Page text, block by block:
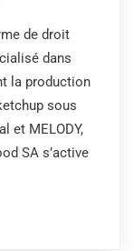
de droit
dans
la production
sous
et MELODY,
SA s’active